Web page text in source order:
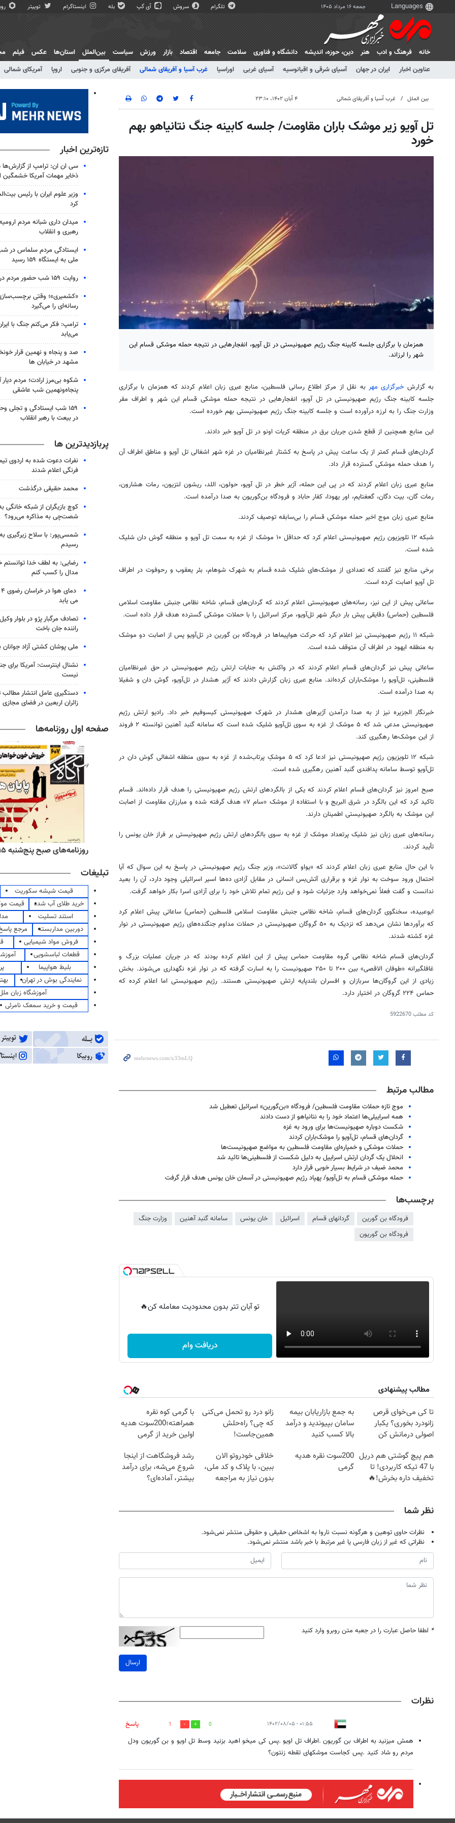
جمعه ۱۶ مرداد ۱۴۰۵ تلگرام سروش آی گپ بله اینستاگرام توییتر
خانه فرهنگ و ادب هنر دين، حوزه، انديشه دانشگاه و فناوری سلامت جامعه اقتصاد بازار ورزش سیاست
بین‌الملل
عناوین اخبار
ایران در جهان آسیای شرقی و اقیانوسیه آسیای غربی اوراسیا غرب آسیا و آفریقای شمالی آفریقای مرکزی و جنوبی اروپا آمریکای شمالی
استان‌ها عکس فیلم
بین الملل غرب آسیا و آفریقای شمالی ۴ آبان ۱۴۰۲، ۲۳:۱۰
تل آویو زیر موشک باران مقاومت/ جلسه کابینه جنگ نتانیاهو بهم
خورد
همزمان با برگزاری جلسه کابینه جنگ رژیم صهیونیستی در تل آویو، انفجارهایی در نتیجه حمله موشکی قسام این
شهر را لرزاند.
به گزارش خبرگزاری مهر به نقل از مرکز اطلاع رسانی فلسطین، منابع عبری زبان اعلام کردند که همزمان با برگزاری
جلسه کابینه جنگ رژیم صهیونیستی درتل آویو، انفجارهایی در نتیجه حمله موشکی قساماین شهر و اطراف مقر
وزارت جنگ را به لرزه درآورده است و جلسه کابینه جنگ رژیم صهیونیستی بهم خورده است.
این منابع همچنین از قطع شدن جریان برق در منطقه کریات اونو در تل آویو خبر دادند.
گردان‌هایقسام کمتر از یک ساعت پیش در پاسخ به کشتار غیرنظامیان در غزه شهر اشغالیتل آویوو مناطق اطراف آن
را هدف حمله موشکی گسترده قرار داد.
منابع عبری زبان اعلام کردند که در پی این حمله، آژیر خطر در تل آویو، حولون، اللد، ریشون لتزیون، رمات هشارون،
رمات گان، بیت دگان، گعغتایم، اور یهودا، کفار حاباد و فرودگاه بن‌گوریون به صدا درآمده است.
منابع عبری زبان موج اخیر حمله موشکی قسام را بی‌سابقه توصیف کردند.
شبکه ۱۲ تلویزیون رژیم صهیونیستی اعلام کرد که حداقل ۱۰ موشک از غزه به سمت
تل آویو و منطقه گوش دان شلیک
شده است.
برخی منابع نیز گفتند که تعدادی از موشک‌های شلیک شدهقسام به شهرک شوهام، بئریعقوب ورحوفوت در اطراف
تل آویو اصابت کرده است.
ساعاتی پیش از این نیز، رسانه‌های صهیونیستی اعلام کردند که گردان‌هایقسام، شاخه نظامی جنبش مقاومت اسلامی
فلسطین (حماس) دقایقی پیش بار دیگر شهر تل‌آویو، مرکز اسرائیل را با حملات موشکی گسترده هدف قرار داده است.
شبکه ۱۱ رژیم صهیونیستی نیز اعلام کرد که حرکت هواپیماها در فرودگاه بن
گورین در تل‌آویو پس از اصابت دو موشک
به منطقه ایهود در اطراف آن متوقف شده است.
ساعاتی پیش نیز گردان‌های قساماعلام کردند که در واکنش به جنایات ارتش رژیم صهیونیستی در حق غیرنظامیان
فلسطینی، تل‌آویو را موشک‌باران کرده‌اند. منابع عبری زبان گزارش دادند که آژیر هشدار در تل‌آویو، گوش دان و شفیلا
به صدا درآمده است.
خبرنگار الجزیره نیز از به صدا درآمدن آژیرهای هشدار در شهرک صهیونیستیکیسوفیم خبر داد. رادیو ارتش رژیم
صهیونیستی مدعی شد که ۵ موشک از غزه به سوی تل‌آویو شلیک شده است که سامانه گنبد آهنین توانسته ۲ فروند
از این موشک‌ها رهگیری کند.
شبکه ۱۲ تلویزیون رژیم صهیونیستی نیز ادعا کرد که ۵ موشکِ پرتاب‌شده از غزه به سوی منطقه اشغالی گوش دان در
تل‌آویو توسط سامانه پدافندی گنبد آهنین رهگیری شده است.
صبح امروز نیز گردان‌هایقسام اعلام کردند که یکی از بالگردهای ارتش رژیم صهیونیستی را هدف قرار داده‌اند. قسام
تاکید کرد که این بالگرد در شرق البریج
و با استفاده از موشک «سام ۷» هدف گرفته شده و مبارزان مقاومت از اصابت
این موشک به بالگرد صهیونیستی اطمینان دارند.
رسانه‌های عبری زبان نیز شلیک پرتعداد موشک از غزه به سوی بالگردهای ارتش رژیم صهیونیستی بر فراز خان یونس را
تأیید کردند.
با این حال منابع عبری زبان اعلام کردند که «یواوگالانت»، وزیر جنگ رژیم صهیونیستی در پاسخ به این سوال که آیا
احتمال ورود سوخت به نوار غزه و برقراری آتش‌بس انسانی در مقابل آزادی ده‌ها اسیر اسرائیلی وجود دارد، آن را بعید
ندانست و گفت فعلاً نمی‌خواهد وارد جزئیات شود و این رژیم تمام تلاش خود را برای آزادی اسرا بکار خواهد گرفت.
ابوعبیده، سخنگوی گردان‌های قسام، شاخه نظامی جنبش مقاومت اسلامی فلسطین (حماس) ساعاتی پیش اعلام کرد
که برآوردها نشان می‌دهد که نزدیک به ۵۰ گروگان صهیونیستی در حملات مداوم جنگنده‌های رژیم صهیونیستی در نوار
غزه کشته شدند.
گردان‌های قسامشاخه نظامی گروه مقاومت حماس پیش از این اعلام کرده بودند که در جریان عملیات بزرگ و
غافلگیرانه «طوفان الاقصی» بین ۲۰۰ تا ۲۵۰ صهیونیست را به اسارت گرفته که در نوار غزه نگهداری می‌شوند. بخش
زیادی از این گروگان‌ها سربازان و افسران بلندپایه ارتش صهیونیستی هستند. رژیم صهیونیستی اما اعلام کرده که
حماس ۲۲۴ گروگان در اختیار دارد.
کد مطلب5922670
مطالب مرتبط
موج تازه حملات مقاومت فلسطین/ فرودگاه «بن‌گورین» اسرائیل تعطیل شد
همه اسراییلی‌ها اعتماد خود را به نتانیاهو از دست دادند
شکست دوباره صهیونیست‌ها برای ورود به غزه
گردان‌های قسام، تل‌آویو را موشک‌باران کردند
حملات موشکی و خمپاره‌ای مقاومت فلسطین به مواضع صهیونیست‌ها
انحلال یک گردان ارتش اسراییل به دلیل شکست از فلسطینی‌ها تائید شد
محمد ضیف در شرایط بسیار خوبی قرار دارد
حمله موشکی قسام به تل‌آویو/ پهپاد رژیم صهیونیستی در آسمان خان یونس هدف قرار گرفت
برچسب‌ها
فرودگاه بن گورین گردانهای قسام اسرائیل خان یونس سامانه گنبد آهنین
وزارت جنگ
فرودگاه بن گوریون
تو آبان تتر بدون محدودیت معامله کن🔥
دریافت وام
مطالب پیشنهادی
تا کی می‌خوای قرص
زانودرد بخوری؟ یکبار
اصولی درمانش کن
به جمع بازاریابان بیمه
سامان بپیوندید و درآمد
بالا کسب کنید
زانو درد رو تحمل می‌کنی
که چی؟ راه‌حلش
همین‌جاست!
با گرمی کوه نقره
همراهته؛200سوت هدیه
اولین خرید از گرمی
هم پیچ گوشتی هم دریل
با 47 تیکه کاربردی! تا
تخفیف داره بخرش!🔥
200سوت نقره هدیه
گرمی
خلافی خودروتو الان
ببین، با پلاک و کد ملی،
بدون نیاز به مراجعه
رشد فروشگاهت از اینجا
شروع می‌شه، برای درآمد
بیشتر، آماده‌ای؟
نظر شما
نظرات حاوی توهین و هرگونه نسبت ناروا به اشخاص حقیقی و حقوقی منتشر نمی‌شود.
نظراتی که غیر از زبان فارسی یا غیر مرتبط با خبر باشد منتشر نمی‌شود.
* لطفا حاصل عبارت را در جعبه متن روبرو وارد کنید
ارسال
نظرات
۰۱:۵۵ - ۱۴۰۲/۰۸/۰۵ 0
1
پاسخ
همش میزنید به اطراف بن گوریون .اطراف تل اویو .پس کی میخو اهید بزنید وسط تل اویو و بن گوریون ودل
مردم رو شاد کنید .پس کجاست موشکهای تقطه زنتون؟
تازه‌ترین اخبار
سی ان ان: ترامپ از گزارش‌ها
ذخایر مهمات آمریکا
وزیر علوم ایران با رئیس
کرد
میدان داری شبانه مردم
رهبری و انقلاب
ایستادگی مردم سلماس در
ملی به ایستگاه ۱۵۹ رسید
روایت ۱۵۹ شب حضور مردم در کرج
«کشمیری»؛ وقتی
رسانه‌ای را می‌گیرد
ترامپ: فکر می‌کنم جنگ با
می‌یابد
صد و پنجاه و نهمین قرار
مشهد در خیابان ها
شکوه بی‌مرز ارادت؛ مردم
پنجاه‌ونهمین شب عاشقی
۱۵۹ شب ایستادگی و تجلی
در بیعت با رهبر انقلاب
پربازدیدترین ها
نفرات دعوت شده به اردوی
فرنگی اعلام شدند
محمد حقیقی درگذشت
کوچ بازیگران از شبکه خانگی
شصت‌چی به مذاکره می‌رود؟
شمسی‌پور: با سلاح زیرگیری
رسیدم
رضایی: به لطف خدا توانستم
مدال را کسب کنم
می یابد
تصادف مرگبار پژو در بلوار
راننده جان باخت
ملی پوشان کشتی آزاد
نشنال اینترست: آمریکا برای
نیست
دستگیری عامل انتشار مطالب
زائران اربعین در فضای مجازی
صفحه اول روزنامه‌ها
روزنامه‌های صبح پنج‌شنبه ۱۵ مرداد ۱۴۰۵
تبلیغات
قیمت شیشه سکوریت
خرید طلای آب شده
قیمت
استند تسلیت
دوربین مداربسته
مرجع
فروش مواد شیمیایی
قطعات لباسشویی
بلیط هواپیما
نمایندگی بوش در تهران
آموزشگاه زبان
قیمت و خرید سمعک نامرئی